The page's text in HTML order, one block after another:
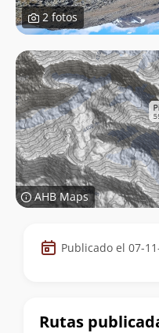
2 fotos
AHB Maps
Datos
de
cumbre
Publicado el 07-
Rutas